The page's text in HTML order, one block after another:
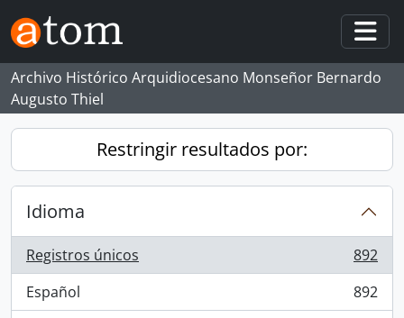
Skip to main content
Archivo Histórico Arquidiocesano Monseñor Bernardo
Augusto Thiel
Restringir resultados por:
Idioma
Registros únicos
, 892 resultados
892
Español
, 892 resultados
892